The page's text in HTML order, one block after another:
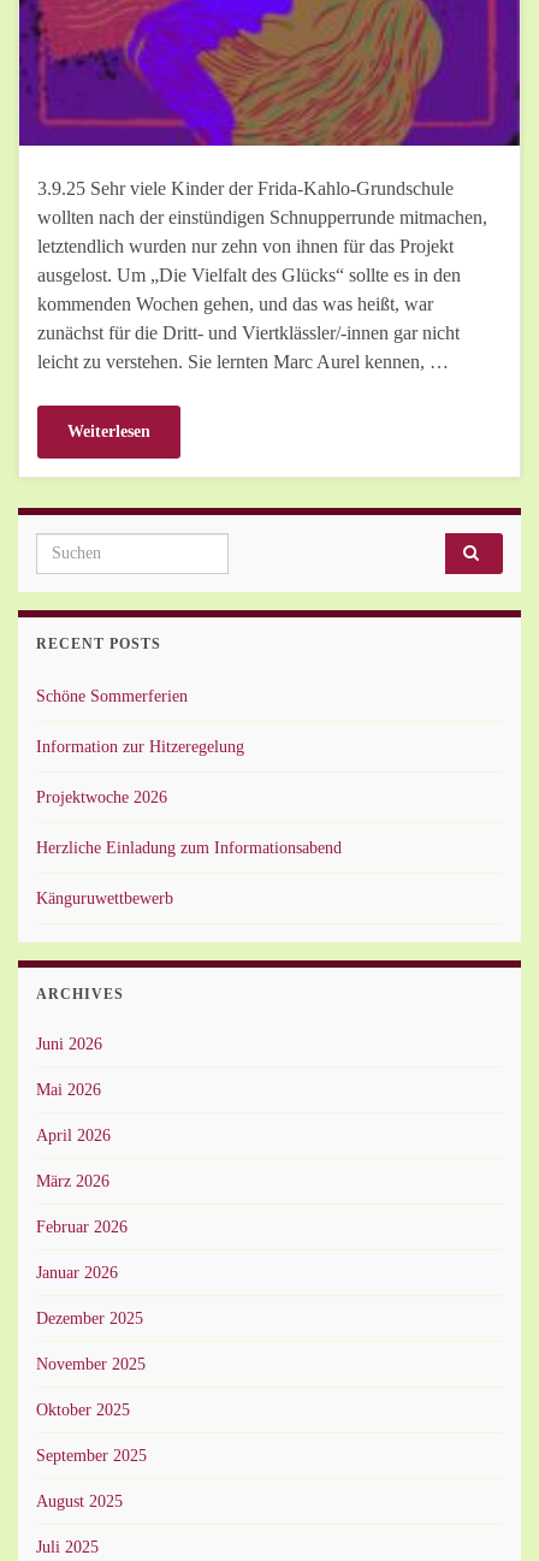
3.9.25 Sehr viele Kinder der Frida-Kahlo-Grundschule
wollten nach der einstündigen Schnupperrunde mitmachen,
letztendlich wurden nur zehn von ihnen für das Projekt
ausgelost. Um „Die Vielfalt des Glücks“ sollte es in den
kommenden Wochen gehen, und das was heißt, war
zunächst für die Dritt- und Viertklässler/-innen gar nicht
leicht zu verstehen. Sie lernten Marc Aurel kennen, …
Weiterlesen
Search for:
RECENT POSTS
Schöne Sommerferien
Information zur Hitzeregelung
Projektwoche 2026
Herzliche Einladung zum Informationsabend
Känguruwettbewerb
ARCHIVES
Juni 2026
Mai 2026
April 2026
März 2026
Februar 2026
Januar 2026
Dezember 2025
November 2025
Oktober 2025
September 2025
August 2025
Juli 2025